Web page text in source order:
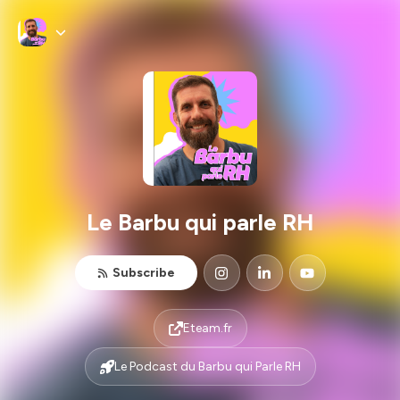
Le Barbu qui parle RH
Subscribe
Eteam.fr
Le Podcast du Barbu qui Parle RH